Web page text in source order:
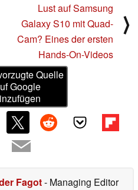
Lust auf Samsung
Galaxy S10 mit Quad-
Cam? Eines der ersten
Hands-On-Videos
⟩
Quelle
Google
Fagot- Managing Editor